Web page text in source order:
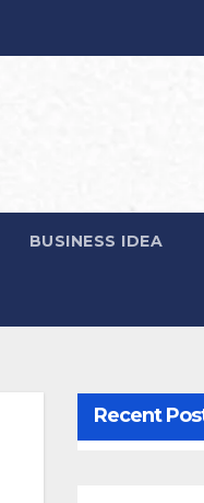
BUSINESS IDEA
Recent